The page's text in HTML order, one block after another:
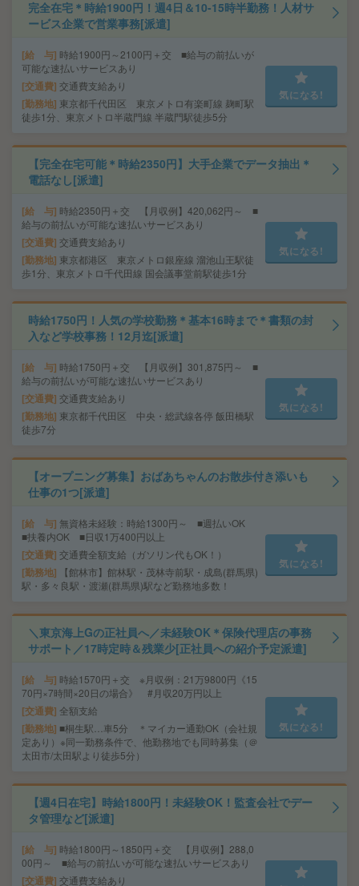
完全在宅＊時給1900円！週4日＆10-15時半勤務！人材サ
ービス企業で営業事務[派遣]
給 与 時給1900円～2100円＋交 ■給与の前払いが
可能な速払いサービスあり
交通費 交通費支給あり
勤務地 東京都千代田区 東京メトロ有楽町線 麹町駅
徒歩1分、東京メトロ半蔵門線 半蔵門駅徒歩5分
気になる!
【完全在宅可能＊時給2350円】大手企業でデータ抽出＊
電話なし[派遣]
給 与 時給2350円＋交 【月収例】420,062円～ ■
給与の前払いが可能な速払いサービスあり
交通費 交通費支給あり
勤務地 東京都港区 東京メトロ銀座線 溜池山王駅徒
歩1分、東京メトロ千代田線 国会議事堂前駅徒歩1分
気になる!
時給1750円！人気の学校勤務＊基本16時まで＊書類の封
入など学校事務！12月迄[派遣]
給 与 時給1750円＋交 【月収例】301,875円～ ■
給与の前払いが可能な速払いサービスあり
交通費 交通費支給あり
勤務地 東京都千代田区 中央・総武線各停 飯田橋駅
徒歩7分
気になる!
【オープニング募集】おばあちゃんのお散歩付き添いも
仕事の1つ[派遣]
給 与 無資格未経験：時給1300円～ ■週払いOK
■扶養内OK ■日収1万400円以上
交通費 交通費全額支給（ガソリン代もOK！）
勤務地
【館林市】館林駅・茂林寺前駅・成島(群馬県)
駅・多々良駅・渡瀬(群馬県)駅など勤務地多数！
気になる!
＼東京海上Gの正社員へ／未経験OK＊保険代理店の事務
サポート／17時定時＆残業少[正社員への紹介予定派遣]
給 与 時給1570円＋交 ※月収例：21万9800円《15
70円×7時間×20日の場合》 #月収20万円以上
交通費 全額支給
勤務地 ■桐生駅…車5分 ＊マイカー通勤OK（会社規
定あり）※同一勤務条件で、他勤務地でも同時募集（＠
太田市/太田駅より徒歩5分）
気になる!
【週4日在宅】時給1800円！未経験OK！監査会社でデー
タ管理など[派遣]
給 与 時給1800円～1850円＋交 【月収例】288,0
00円～ ■給与の前払いが可能な速払いサービスあり
交通費 交通費支給あり